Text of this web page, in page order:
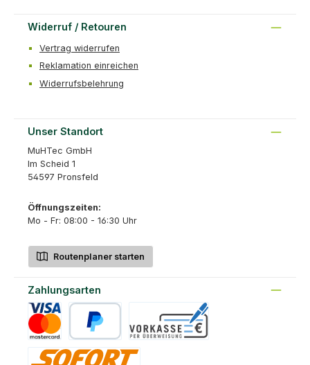
Widerruf / Retouren
Vertrag widerrufen
Reklamation einreichen
Widerrufsbelehrung
Unser Standort
MuHTec GmbH
Im Scheid 1
54597 Pronsfeld
Öffnungszeiten:
Mo - Fr: 08:00 - 16:30 Uhr
Routenplaner starten
Zahlungsarten